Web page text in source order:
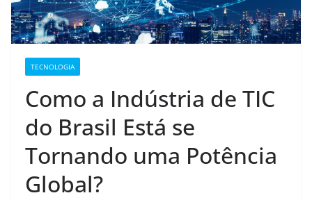
TECNOLOGIA
Como a Indústria de TIC
do Brasil Está se
Tornando uma Potência
Global?